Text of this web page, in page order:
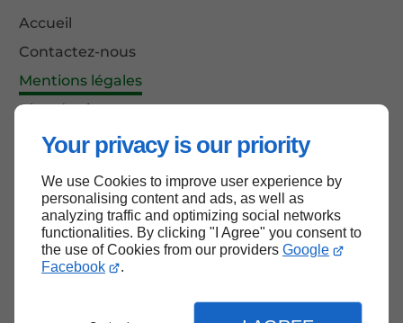
Your privacy is our priority
We use Cookies to improve user experience by
personalising content and ads, as well as
analyzing traffic and optimizing social networks
functionalities. By clicking "I Agree" you consent to
the use of Cookies from our providers Google
Facebook
.
Accueil
Contactez-nous
Mentions légales
Plan du site
Haut de page